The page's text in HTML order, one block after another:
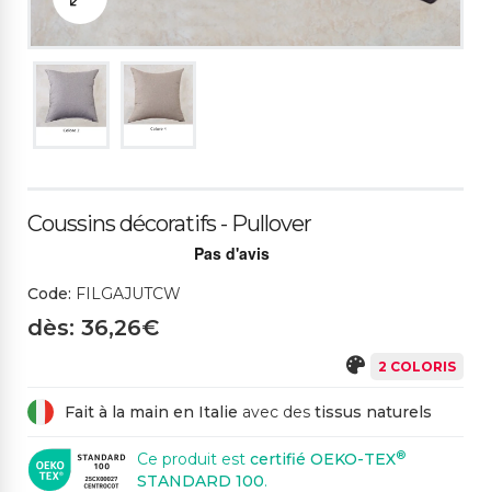
Coussins décoratifs - Pullover
Code: FILGAJUTCW
dès: 36,26€
2 COLORIS
Fait à la main en Italie avec des tissus naturels
Ce produit est certifié OEKO-TEX®
STANDARD 100.